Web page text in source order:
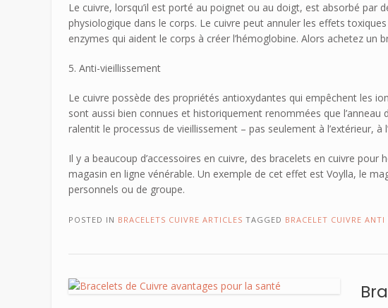
Le cuivre, lorsqu’il est porté au poignet ou au doigt, est absorbé par
physiologique dans le corps. Le cuivre peut annuler les effets
enzymes qui aident le corps à créer l’hémoglobine. Alors achetez
5. Anti-vieillissement
Le cuivre possède des propriétés antioxydantes qui empêchent les
sont aussi bien connues et historiquement renommées que
ralentit le processus de vieillissement – pas seulement à l’extérieur, à
Il y a beaucoup d’accessoires en cuivre, des bracelets en cuivre
magasin en ligne vénérable. Un exemple de cet effet est Voylla, le
personnels ou de groupe.
POSTED IN BRACELETS CUIVRE ARTICLES TAGGED BRACELET CUIVRE ANTI